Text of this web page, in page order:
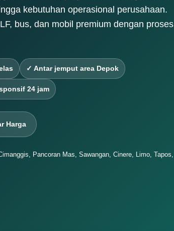
kebutuhan operasional perusahaan.
bus, dan mobil premium dengan proses
✓ Antar jemput area Depok
24 jam
Harga
Pancoran Mas, Sawangan, Cinere, Limo, Tapos,